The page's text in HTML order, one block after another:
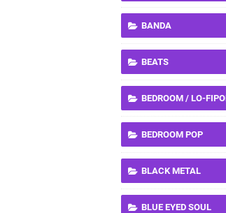
BANDA
BEATS
BEDROOM / LO-
BEDROOM POP
BLACK METAL
BLUE EYED SOUL